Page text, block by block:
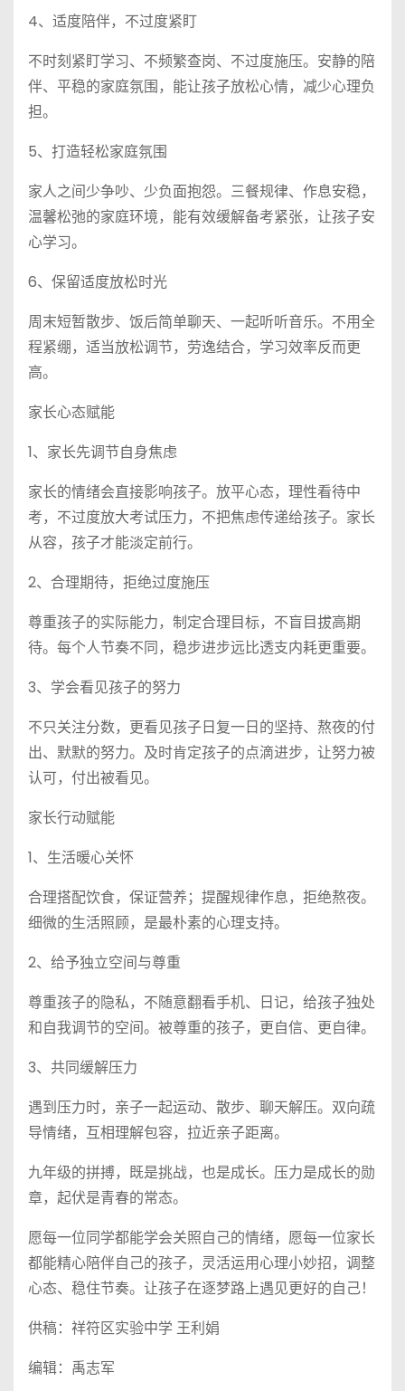
4、适度陪伴，不过度紧盯
不时刻紧盯学习、不频繁查岗、不过度施压。安静的陪
伴、平稳的家庭氛围，能让孩子放松心情，减少心理负
担。
5、打造轻松家庭氛围
家人之间少争吵、少负面抱怨。三餐规律、作息安稳，
温馨松弛的家庭环境，能有效缓解备考紧张，让孩子安
心学习。
6、保留适度放松时光
周末短暂散步、饭后简单聊天、一起听听音乐。不用全
程紧绷，适当放松调节，劳逸结合，学习效率反而更
高。
家长心态赋能
1、家长先调节自身焦虑
家长的情绪会直接影响孩子。放平心态，理性看待中
考，不过度放大考试压力，不把焦虑传递给孩子。家长
从容，孩子才能淡定前行。
2、合理期待，拒绝过度施压
尊重孩子的实际能力，制定合理目标，不盲目拔高期
待。每个人节奏不同，稳步进步远比透支内耗更重要。
3、学会看见孩子的努力
不只关注分数，更看见孩子日复一日的坚持、熬夜的付
出、默默的努力。及时肯定孩子的点滴进步，让努力被
认可，付出被看见。
家长行动赋能
1、生活暖心关怀
合理搭配饮食，保证营养；提醒规律作息，拒绝熬夜。
细微的生活照顾，是最朴素的心理支持。
2、给予独立空间与尊重
尊重孩子的隐私，不随意翻看手机、日记，给孩子独处
和自我调节的空间。被尊重的孩子，更自信、更自律。
3、共同缓解压力
遇到压力时，亲子一起运动、散步、聊天解压。双向疏
导情绪，互相理解包容，拉近亲子距离。
九年级的拼搏，既是挑战，也是成长。压力是成长的勋
章，起伏是青春的常态。
愿每一位同学都能学会关照自己的情绪，愿每一位家长
都能精心陪伴自己的孩子，灵活运用心理小妙招，调整
心态、稳住节奏。让孩子在逐梦路上遇见更好的自己！
供稿：祥符区实验中学 王利娟
编辑：禹志军